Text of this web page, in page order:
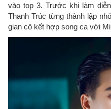
vào top 3. Trước khi làm
Thanh Trúc từng thành lập
gian cô kết hợp song ca với